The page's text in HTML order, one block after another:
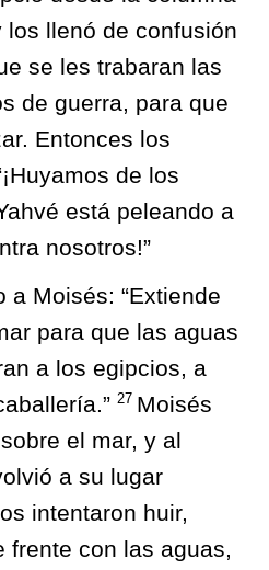
llenó de confusión
se les trabaran las
de guerra, para que
Entonces los
de los
está peleando a
nosotros!”
a Moisés: “Extiende
para que las aguas
a los egipcios, a
27 Moisés
el mar, y al
a su lugar
intentaron huir,
frente con las aguas,